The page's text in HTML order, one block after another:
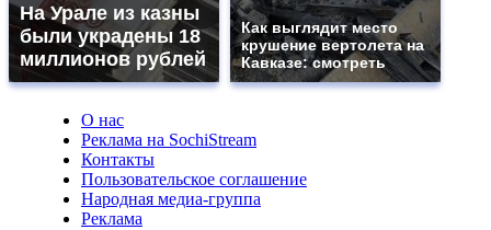
На Урале из казны
были украдены 18
миллионов рублей
Как выглядит место
крушение вертолета на
Кавказе: смотреть
О нас
Реклама на SochiStream
Контакты
Пользовательское соглашение
Народная медиа-группа
Реклама